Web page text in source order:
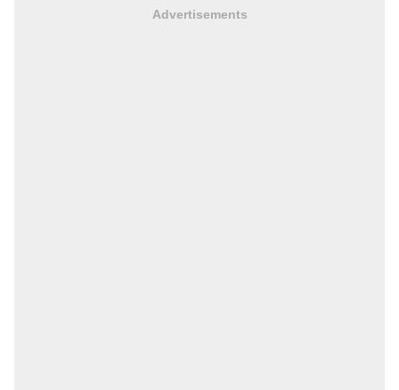
Advertisements